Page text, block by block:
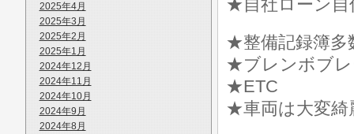
2025年4月
2025年3月
2025年2月
2025年1月
2024年12月
2024年11月
2024年10月
2024年9月
2024年8月
★自社ローン自
★整備記録簿多
★ブレンボブ
★ETC
★車両は大変綺